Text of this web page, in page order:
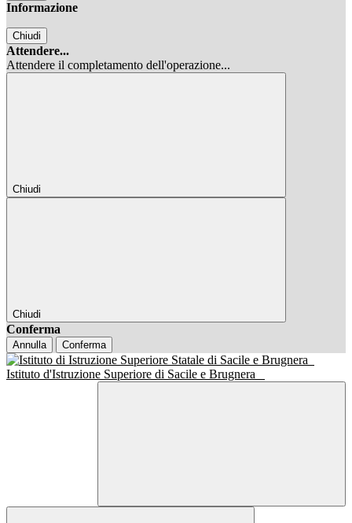
Informazione
Chiudi
Attendere...
Attendere il completamento dell'operazione...
Chiudi
Chiudi
Conferma
Annulla Conferma
Istituto d'Istruzione Superiore di Sacile e Brugnera